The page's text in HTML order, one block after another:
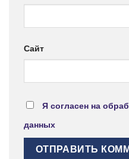
Сайт
Я согласен на
данных